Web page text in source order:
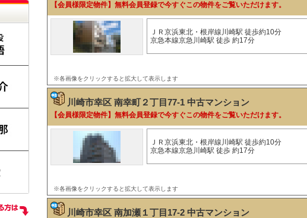
【会員様限定物件】無料会員登録で今すぐこの物件をご覧いただけます。
ＪＲ京浜東北・根岸線川崎駅 徒歩約10分
京急本線京急川崎駅 徒歩 約17分
※各画像をクリックすると拡大して表示します
川崎市幸区 南幸町２丁目77-1 中古マンション
【会員様限定物件】無料会員登録で今すぐこの物件をご覧いただけます。
ＪＲ京浜東北・根岸線川崎駅 徒歩約10分
京急本線京急川崎駅 徒歩 約17分
※各画像をクリックすると拡大して表示します
川崎市幸区 南加瀬１丁目17-2 中古マンション